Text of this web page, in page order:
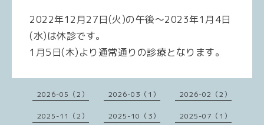
2022年12月27日(火)の午後〜2023年1月4日
(水)は休診です。
1月5日(木)より通常通りの診療となります。
2026-05（2） 2026-03（1） 2026-02（2）
2025-11（2） 2025-10（3） 2025-07（1）